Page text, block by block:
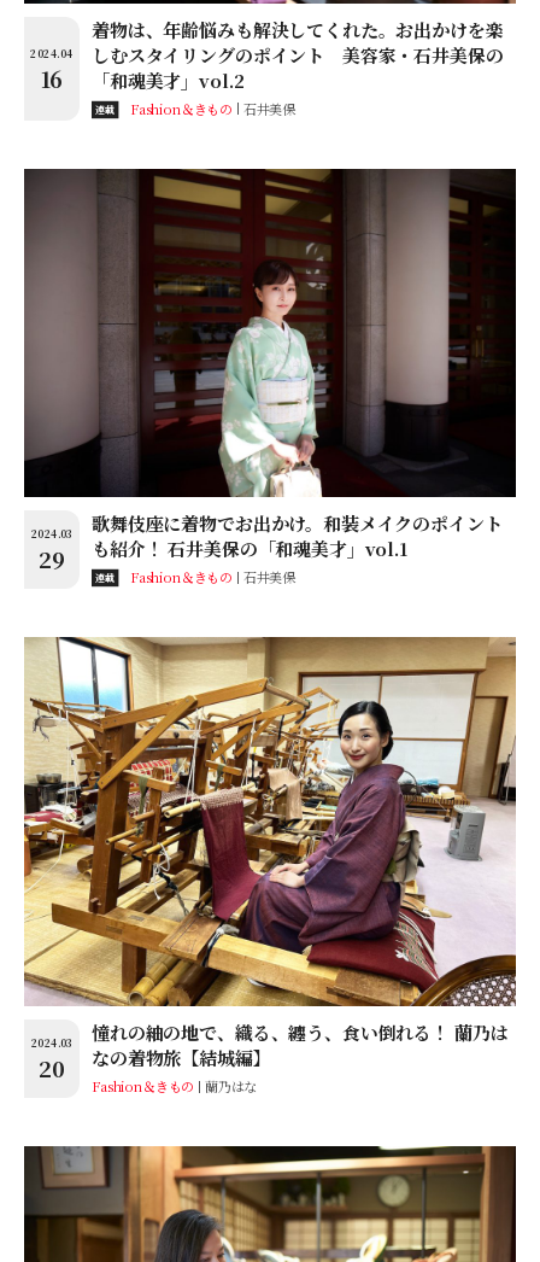
2024.04
16
着物は、年齢悩みも解決してくれた。お出かけを楽
しむスタイリングのポイント 美容家・石井美保の
「和魂美才」vol.2
連載 Fashion＆きもの 石井美保
2024.03
29
歌舞伎座に着物でお出かけ。和装メイクのポイント
も紹介！ 石井美保の「和魂美才」vol.1
連載 Fashion＆きもの 石井美保
2024.03
20
憧れの紬の地で、織る、纏う、食い倒れる！ 蘭乃は
なの着物旅【結城編】
Fashion＆きもの 蘭乃はな